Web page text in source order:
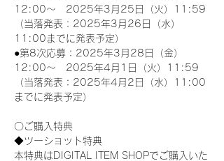
12:00～　2025年3月25日（火）11:59
（当落発表：2025年3月26日（水）
11:00までに発表予定）
●第8次応募：2025年3月28日（金）
12:00～　2025年4月1日（火）11:59
（当落発表：2025年4月2日（水）11:00
までに発表予定）
〇ご購入特典
◆ツーショット特典
本特典はDIGITAL ITEM SHOPでご購入いた